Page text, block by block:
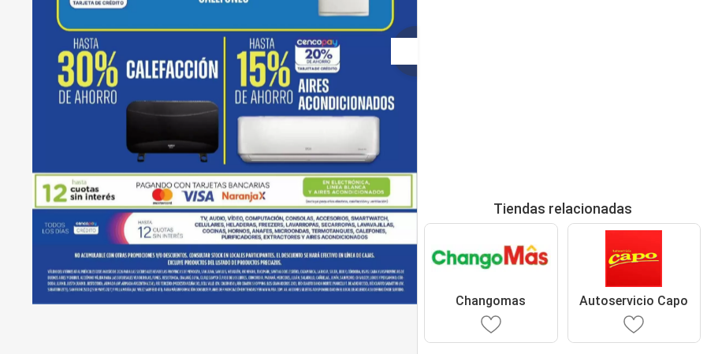
Tiendas relacionadas
Changomas Autoservicio Capo